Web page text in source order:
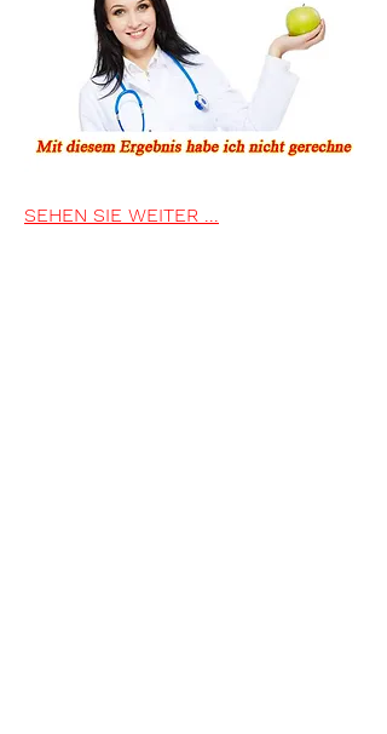
SEHEN SIE WEITER ...